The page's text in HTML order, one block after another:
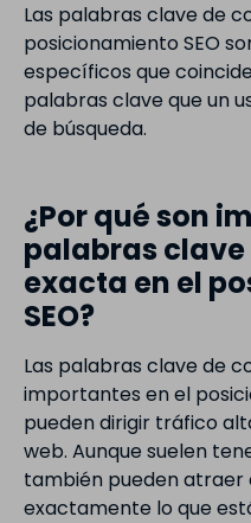
Las palabras clave de
posicionamiento SEO
específicos que
palabras clave que un
de búsqueda.
¿Por qué son
palabras
exacta en el
SEO?
Las palabras clave de
importantes en el
pueden dirigir tráfico
web. Aunque suelen
también pueden atraer
exactamente lo que